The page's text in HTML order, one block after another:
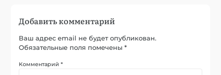
Добавить комментарий
Ваш адрес email не будет опубликован.
Обязательные поля помечены*
Комментарий*